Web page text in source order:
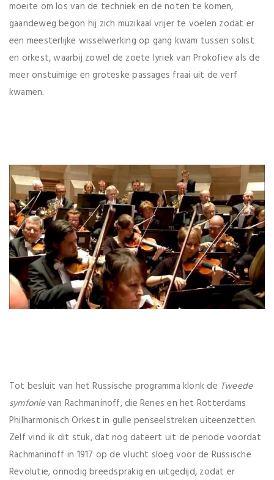
moeite om los van de techniek en de noten te komen,
gaandeweg begon hij zich muzikaal vrijer te voelen zodat er
een meesterlijke wisselwerking op gang kwam tussen solist
en orkest, waarbij zowel de zoete lyriek van Prokofiev als de
meer onstuimige en groteske passages fraai uit de verf
kwamen.
Tot besluit van het Russische programma klonk de Tweede
symfonievan Rachmaninoff, die Renes en het Rotterdams
Philharmonisch Orkest in gulle penseelstreken uiteenzetten.
Zelf vind ik dit stuk, dat nog dateert uit de periode voordat
Rachmaninoff in 1917 op de vlucht sloeg voor de Russische
Revolutie, onnodig breedsprakig en uitgedijd, zodat er